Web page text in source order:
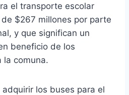
el transporte escolar
$267 millones por parte
y que significan un
beneficio de los
la comuna.
adquirir los buses para el